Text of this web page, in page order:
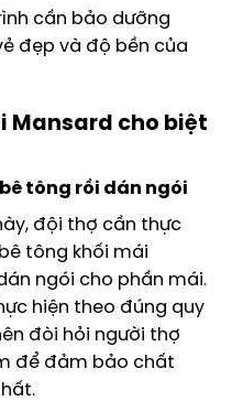
cần bảo dưỡng
đẹp và độ bền của
Mansard cho biệt
tông rồi dán ngói
đội thợ cần thực
tông khối mái
ngói cho phần mái.
hiện theo đúng quy
đòi hỏi người thợ
để đảm bảo chất